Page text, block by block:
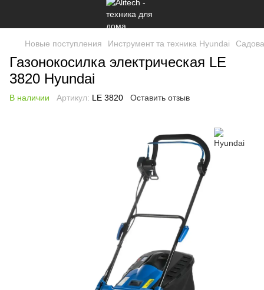
Новые поступления Инструмент та техника Hyundai
Газонокосилка электрическая LE
3820 Hyundai
В наличии Артикул: LE 3820 Оставить отзыв